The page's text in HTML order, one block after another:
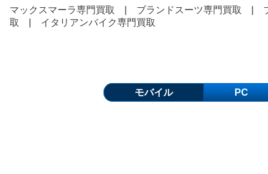
マックスマーラ専門買取 ブランドスーツ専門買取
取
イタリアンバイク専門買取
モバイル PC